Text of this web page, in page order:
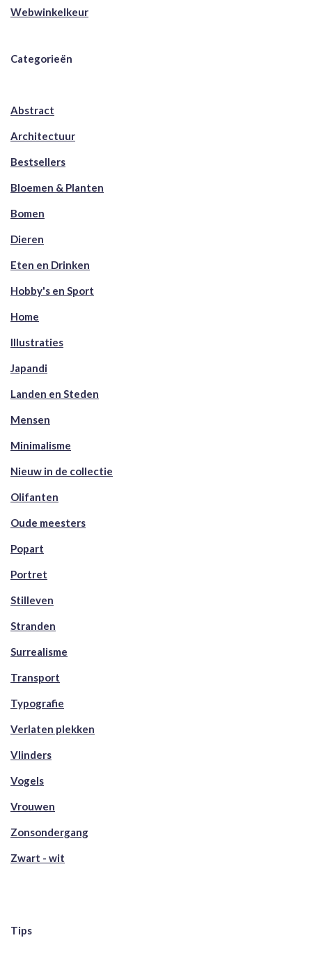
Webwinkelkeur
Categorieën
Abstract
Architectuur
Bestsellers
Bloemen & Planten
Bomen
Dieren
Eten en Drinken
Hobby's en Sport
Home
Illustraties
Japandi
Landen en Steden
Mensen
Minimalisme
Nieuw in de collectie
Olifanten
Oude meesters
Popart
Portret
Stilleven
Stranden
Surrealisme
Transport
Typografie
Verlaten plekken
Vlinders
Vogels
Vrouwen
Zonsondergang
Zwart - wit
Tips